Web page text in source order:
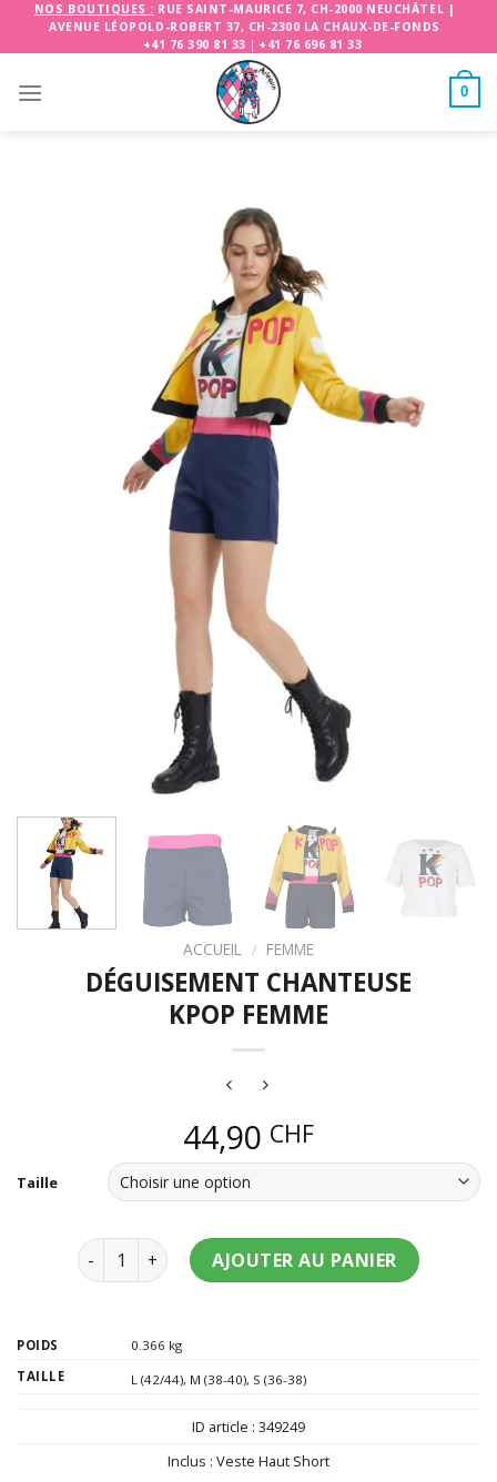
NOS BOUTIQUES : RUE SAINT-MAURICE 7, CH-2000 NEUCHÂTEL |
AVENUE LÉOPOLD-ROBERT 37, CH-2300 LA CHAUX-DE-FONDS
+41 76 390 81 33 | +41 76 696 81 33
0
ACCUEIL / FEMME
DÉGUISEMENT CHANTEUSE
KPOP FEMME
44,90 CHF
Taille
quantité de Déguisement chanteuse Kpop femme
AJOUTER AU PANIER
POIDS
0.366 kg
TAILLE
L (42/44), M (38-40), S (36-38)
ID article : 349249
Inclus : Veste Haut Short